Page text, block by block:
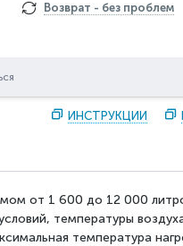
Возврат - без проблем
ИНСТРУКЦИИ
от 1 600 до 12 000
температуры
температура